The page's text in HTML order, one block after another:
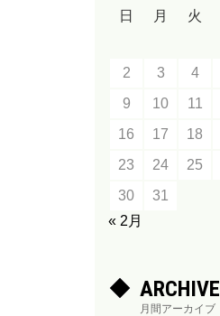
日 月 火
2
3 4
9
10 11
16
17 18
23
24 25
30
31
« 2月
ARCHIVE
月間アーカイブ